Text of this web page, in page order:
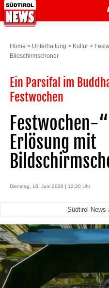
Home > Unterhaltung > Kultur >
Bildschirmschoner
Ein Parsifal im
Festwochen
Festwochen-
Erlösung mit
Dienstag, 16. Juni 2026 | 12:20 Uhr
Südtirol News